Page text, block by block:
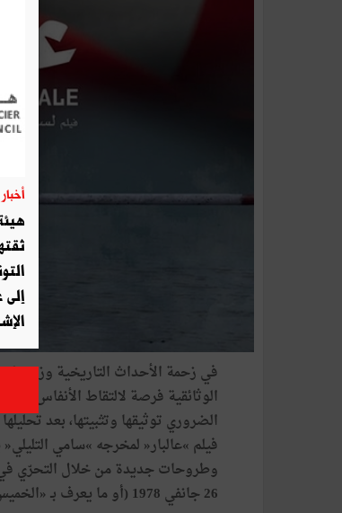
في زحمة الأحداث التاريخية وزخمها
الوثائقية فرصة لالتقاط الأنفاس
الضروري توثيقها وتثبيتها، بعد
فيلم »عالبار« لمخرجه »سامي
وطروحات جديدة من خلال التحرّي في
26 جانفي 1978 (أو ما يعرف بـ «الخميس الأسود») التي تزامنت مع الملحمة الكروية بالأرجنتين.
أخبار
إلى